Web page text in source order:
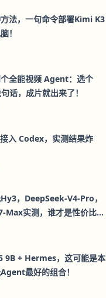
法，一句命令部署Kimi K3
！
全能视频 Agent：选个
话，成片就出来了！
入 Codex，实测结果炸
，DeepSeek-V4-Pro，
Max实测，谁才是性价比之
9B + Hermes，这可能是本
最好的组合！